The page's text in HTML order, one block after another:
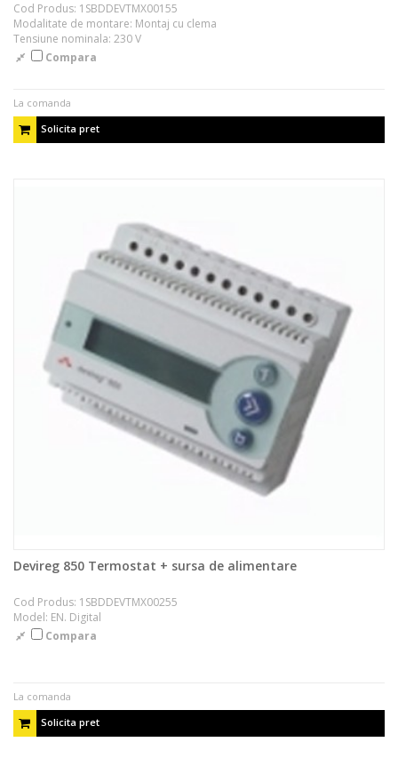
Cod Produs: 1SBDDEVTMX00155
Modalitate de montare: Montaj cu clema
Tensiune nominala: 230 V
Compara
La comanda
Solicita pret
Devireg 850 Termostat + sursa de alimentare
Cod Produs: 1SBDDEVTMX00255
Model: EN. Digital
Compara
La comanda
Solicita pret